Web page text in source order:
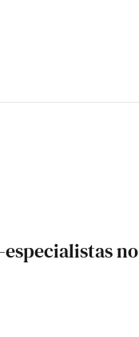
especialistas no